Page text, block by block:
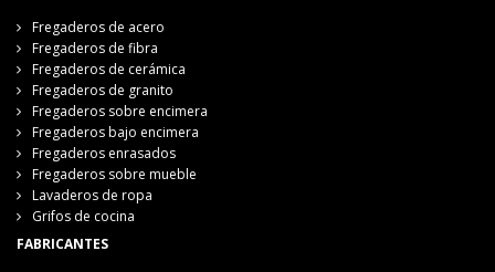
Fregaderos de acero
Fregaderos de fibra
Fregaderos de cerámica
Fregaderos de granito
Fregaderos sobre encimera
Fregaderos bajo encimera
Fregaderos enrasados
Fregaderos sobre mueble
Lavaderos de ropa
Grifos de cocina
FABRICANTES